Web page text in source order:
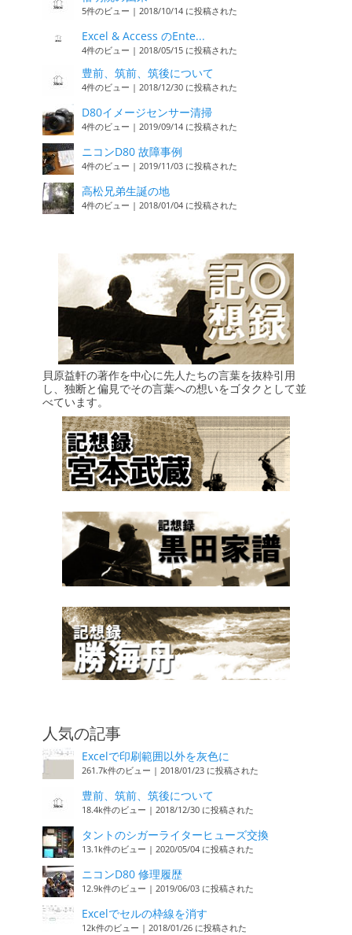
5件のビュー | 2018/10/14 に投稿された
Excel & Access のEnte...
4件のビュー | 2018/05/15 に投稿された
豊前、筑前、筑後について
4件のビュー | 2018/12/30 に投稿された
D80イメージセンサー清掃
4件のビュー | 2019/09/14 に投稿された
ニコンD80 故障事例
4件のビュー | 2019/11/03 に投稿された
高松兄弟生誕の地
4件のビュー | 2018/01/04 に投稿された
貝原益軒の著作を中心に先人たちの言葉を抜粋引用
し、独断と偏見でその言葉への想いをゴタクとして並
べています。
人気の記事
Excelで印刷範囲以外を灰色に
261.7k件のビュー | 2018/01/23 に投稿された
豊前、筑前、筑後について
18.4k件のビュー | 2018/12/30 に投稿された
タントのシガーライターヒューズ交換
13.1k件のビュー | 2020/05/04 に投稿された
ニコンD80 修理履歴
12.9k件のビュー | 2019/06/03 に投稿された
Excelでセルの枠線を消す
12k件のビュー | 2018/01/26 に投稿された